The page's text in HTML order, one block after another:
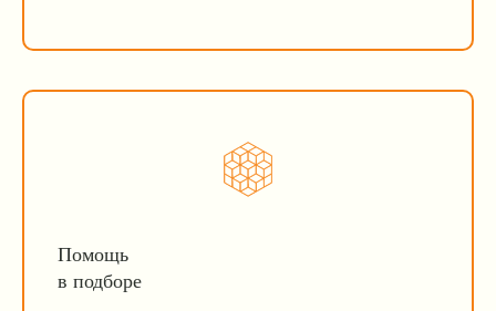
Помощь
в подборе